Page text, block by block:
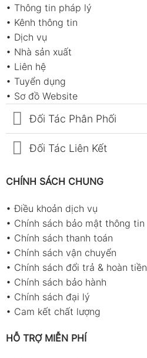
• Thông tin pháp lý
• Kênh thông tin
• Dịch vụ
• Nhà sản xuất
• Liên hệ
• Tuyển dụng
• Sơ đồ Website
Đối Tác Phân Phối
Đối Tác Liên Kết
CHÍNH SÁCH CHUNG
•Điều khoản dịch vụ
• Chính sách bảo mật thông tin
• Chính sách thanh toán
• Chính sách vận chuyển
• Chính sách đổi trả & hoàn tiền
• Chính sách bảo hành
• Chính sách đại lý
• Cam kết chất lượng
HỖ TRỢ MIỄN PHÍ